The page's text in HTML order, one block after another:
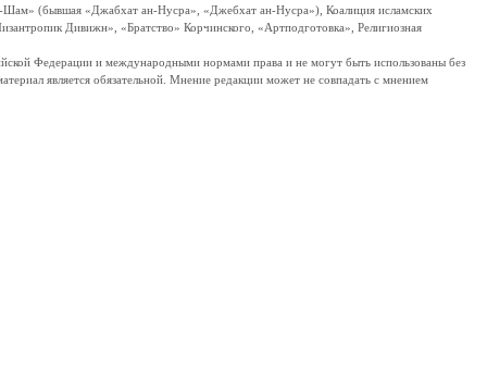
Шам» (бывшая «Джабхат ан-Нусра», «Джебхат ан-Нусра»), Коалиция исламских
Дивижн», «Братство» Корчинского, «Артподготовка», Религиозная
Федерации и международными нормами права и не могут быть использованы без
является обязательной. Мнение редакции может не совпадать с мнением